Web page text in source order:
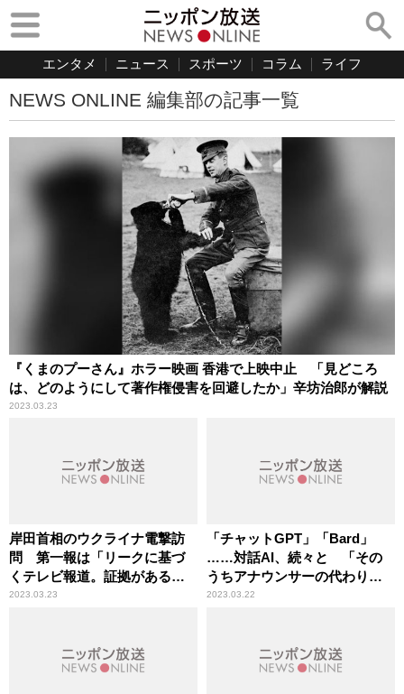
エンタメ ニュース スポーツ コラム ライフ
NEWS ONLINE 編集部の記事一覧
『くまのプーさん』ホラー映画 香港で上映中止 「見どころ
は、どのようにして著作権侵害を回避したか」辛坊治郎が解説
2023.03.23
岸田首相のウクライナ電撃訪
問 第一報は「リークに基づ
くテレビ報道。証拠がある」
辛坊治郎が解説
2023.03.23
「チャットGPT」「Bard」
……対話AI、続々と 「その
うちアナウンサーの代わりを
務めるように」辛坊治郎が指
2023.03.22